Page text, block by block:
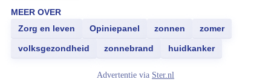
MEER OVER
Zorg en leven
Opiniepanel zonnen zomer
volksgezondheid zonnebrand huidkanker
Advertentie via Ster.nl